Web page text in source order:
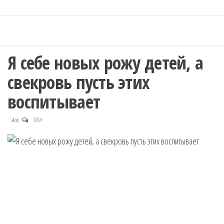
Я себе новых рожу детей, а
свекровь пусть этих
воспитывает
Aus Von